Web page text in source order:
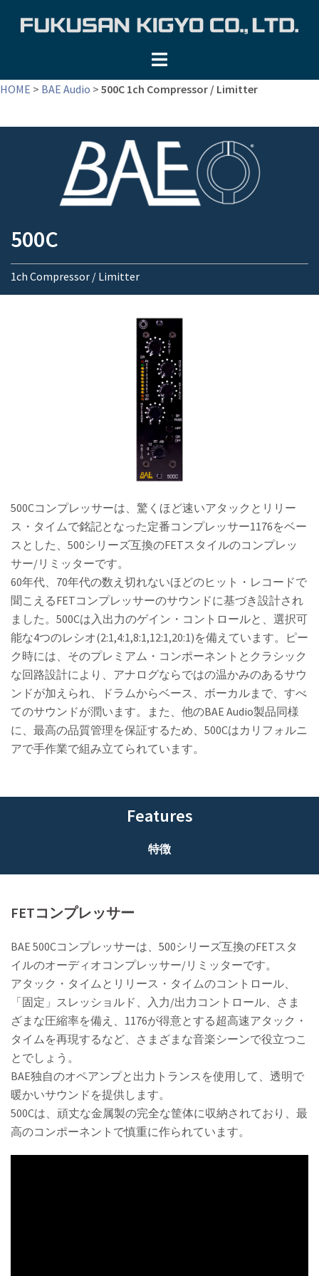
ツ
HOME > BAE Audio > 500C 1ch Compressor / Limitter
500C
1ch Compressor / Limitter
500Cコンプレッサーは、驚くほど速いアタックとリリー
ス・タイムで銘記となった定番コンプレッサー1176をベー
スとした、500シリーズ互換のFETスタイルのコンプレッ
サー/リミッターです。
60年代、70年代の数え切れないほどのヒット・レコードで
聞こえるFETコンプレッサーのサウンドに基づき設計され
ました。500Cは入出力のゲイン・コントロールと、選択可
能な4つのレシオ(2:1,4:1,8:1,12:1,20:1)を備えています。ピー
ク時には、そのプレミアム・コンポーネントとクラシック
な回路設計により、アナログならではの温かみのあるサウ
ンドが加えられ、ドラムからベース、ボーカルまで、すべ
てのサウンドが潤います。また、他のBAE Audio製品同様
に、最高の品質管理を保証するため、500Cはカリフォルニ
アで手作業で組み立てられています。
Features
特徴
FETコンプレッサー
BAE 500Cコンプレッサーは、500シリーズ互換のFETスタ
イルのオーディオコンプレッサー/リミッターです。
アタック・タイムとリリース・タイムのコントロール、
「固定」スレッショルド、入力/出力コントロール、さま
ざまな圧縮率を備え、1176が得意とする超高速アタック・
タイムを再現するなど、さまざまな音楽シーンで役立つこ
とでしょう。
BAE独自のオペアンプと出力トランスを使用して、透明で
暖かいサウンドを提供します。
500Cは、頑丈な金属製の完全な筐体に収納されており、最
高のコンポーネントで慎重に作られています。